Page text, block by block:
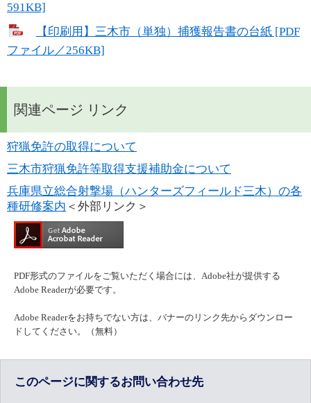
591KB]
【印刷用】三木市（単独）捕獲報告書の台紙 [PDF
ファイル／256KB]
関連ページ リンク
狩猟免許の取得について
三木市狩猟免許等取得支援補助金について
兵庫県立総合射撃場（ハンターズフィールド三木）の各
種研修案内 ＜外部リンク＞
PDF形式のファイルをご覧いただく場合には、Adobe社が提供する
Adobe Readerが必要です。
Adobe Readerをお持ちでない方は、バナーのリンク先からダウンロー
ドしてください。（無料）
このページに関するお問い合わせ先